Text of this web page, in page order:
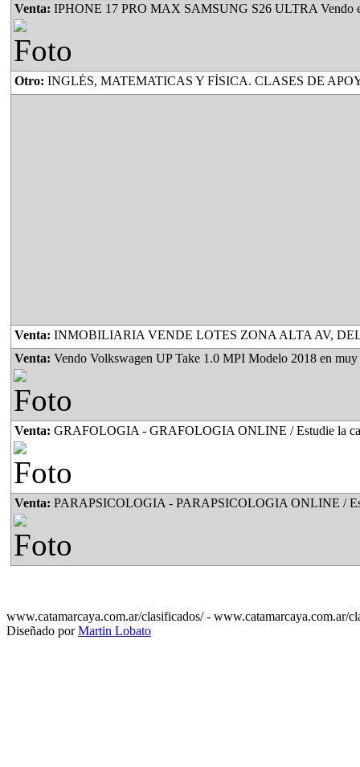
Venta: IPHONE 17 PRO MAX SAMSUNG S26 ULTRA Vendo
Otro: INGLÉS, MATEMATICAS Y FÍSICA. CLASES DE APOYO, AYUDA CON LAS TAREAS, PREPARACIÓN
Venta: INMOBILIARIA VENDE LOTES ZONA ALTA AV, DEL PINO Y AV. OJO DE AGUA
Venta: Vendo Volkswagen UP Take 1.0 MPI Modelo 2018 en muy buen
Venta: GRAFOLOGIA - GRAFOLOGIA ONLINE / Estudie la carrera de Perito en Grafología
Venta: PARAPSICOLOGIA - PARAPSICOLOGIA ONLINE / Estudie la carrera de
www.catamarcaya.com.ar/clasificados/ - www.catamarcaya.com.ar/
Diseñado porMartin Lobato